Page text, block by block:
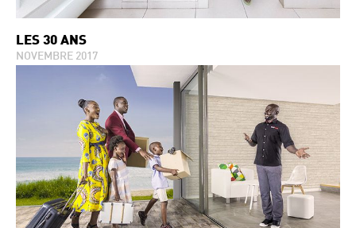
LES 30 ANS
NOVEMBRE 2017